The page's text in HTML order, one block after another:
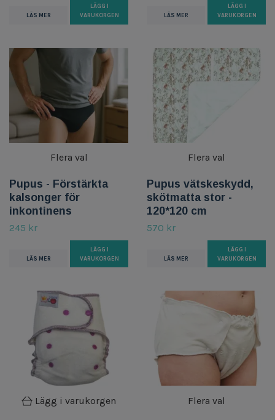
LÄS MER
LÄGG I
VARUKORGEN
LÄS MER
LÄGG I
VARUKORGEN
Flera val
Pupus - Förstärkta
kalsonger för
inkontinens
245 kr
LÄS MER
LÄGG I
VARUKORGEN
Flera val
Pupus vätskeskydd,
skötmatta stor -
120*120 cm
570 kr
LÄS MER
LÄGG I
VARUKORGEN
Lägg i varukorgen Flera val